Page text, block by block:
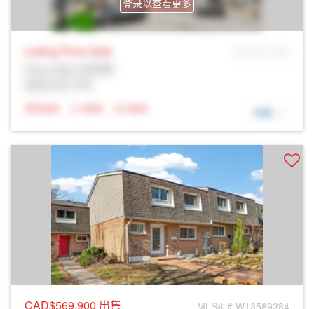
登录以查看更多
Listing Price Sale
N/A
N/A N/A 详细
CAD$569,900 出售 MLS® # W13589284